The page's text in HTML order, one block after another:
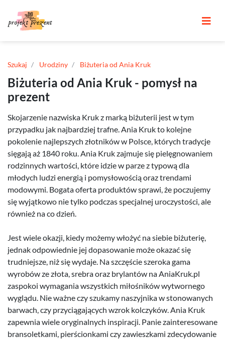
Szukaj Urodziny Biżuteria od Ania Kruk
Biżuteria od Ania Kruk - pomysł na
prezent
Skojarzenie nazwiska Kruk z marką biżuterii jest w tym
przypadku jak najbardziej trafne. Ania Kruk to kolejne
pokolenie najlepszych złotników w Polsce, których tradycje
sięgają aż 1840 roku. Ania Kruk zajmuje się pielęgnowaniem
rodzinnych wartości, które idzie w parze z typową dla
młodych ludzi energią i pomysłowością oraz trendami
modowymi. Bogata oferta produktów sprawi, że poczujemy
się wyjątkowo nie tylko podczas specjalnej uroczystości, ale
również na co dzień.
Jest wiele okazji, kiedy możemy włożyć na siebie biżuterię,
jednak odpowiednie jej dopasowanie może okazać się
trudniejsze, niż się wydaje. Na szczęście szeroka gama
wyrobów ze złota, srebra oraz brylantów na AniaKruk.pl
zaspokoi wymagania wszystkich miłośników wytwornego
wyglądu. Nie ważne czy szukamy naszyjnika w stonowanych
barwach, czy przyciągających wzrok kolczyków. Ania Kruk
zapewnia wiele oryginalnych inspiracji. Panie zainteresowane
bransoletkami, pierścionkami czy zawieszkami zdecydowanie